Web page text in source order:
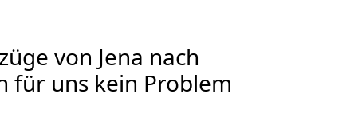
von Jena nach
für uns kein Problem